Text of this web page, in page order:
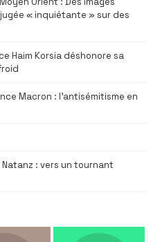
« inquiétante » sur des
Haim Korsia déshonore sa
Macron : l’antisémitisme en
: vers un tournant